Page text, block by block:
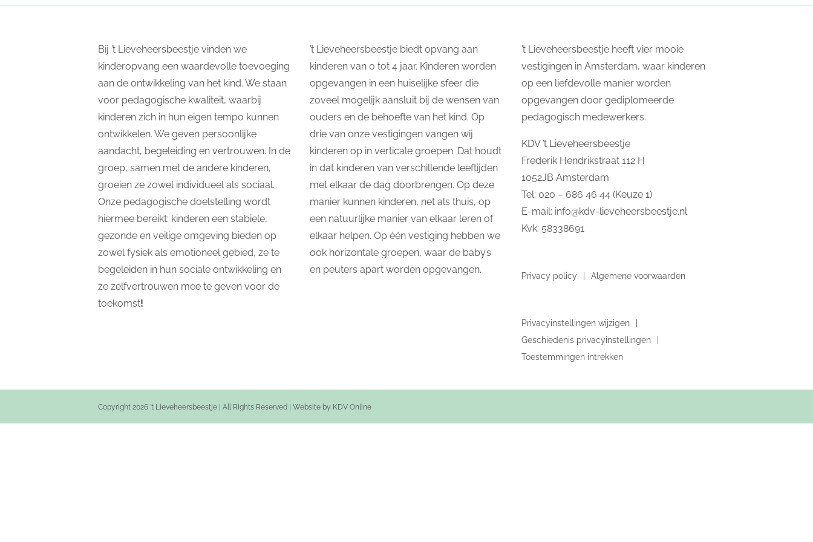
Bij ’t Lieveheersbeestje vinden we
kinderopvang een waardevolle toevoeging
aan de ontwikkeling van het kind. We staan
voor pedagogische kwaliteit, waarbij
kinderen zich in hun eigen tempo kunnen
ontwikkelen. We geven persoonlijke
aandacht, begeleiding en vertrouwen. In de
groep, samen met de andere kinderen,
groeien ze zowel individueel als sociaal.
Onze pedagogische doelstelling wordt
hiermee bereikt: kinderen een stabiele,
gezonde en veilige omgeving bieden op
zowel fysiek als emotioneel gebied, ze te
begeleiden in hun sociale ontwikkeling en
ze zelfvertrouwen mee te geven voor de
toekomst!
’t Lieveheersbeestje biedt opvang aan
kinderen van 0 tot 4 jaar. Kinderen worden
opgevangen in een huiselijke sfeer die
zoveel mogelijk aansluit bij de wensen van
ouders en de behoefte van het kind. Op
drie van onze vestigingen vangen wij
kinderen op in verticale groepen. Dat houdt
in dat kinderen van verschillende leeftijden
met elkaar de dag doorbrengen. Op deze
manier kunnen kinderen, net als thuis, op
een natuurlijke manier van elkaar leren of
elkaar helpen. Op één vestiging hebben we
ook horizontale groepen, waar de baby’s
en peuters apart worden opgevangen.
’t Lieveheersbeestje heeft vier mooie
vestigingen in Amsterdam, waar kinderen
op een liefdevolle manier worden
opgevangen door gediplomeerde
pedagogisch medewerkers.
KDV ’t Lieveheersbeestje
Frederik Hendrikstraat 112 H
1052JB Amsterdam
Tel: 020 – 686 46 44 (Keuze 1)
E-mail: info@kdv-lieveheersbeestje.nl
Kvk: 58338691
Privacy policy Algemene voorwaarden
Privacyinstellingen wijzigen
Geschiedenis privacyinstellingen
Toestemmingen intrekken
Copyright 2026 't Lieveheersbeestje | All Rights Reserved | Website by KDV Online